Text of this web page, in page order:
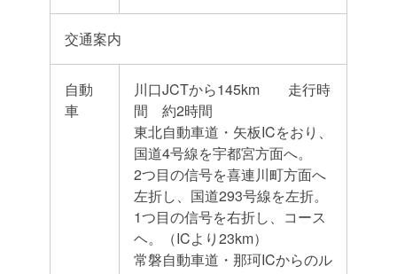
交通案内
自動
車
川口JCTから145km 走行時
間 約2時間
東北自動車道・矢板ICをおり、
国道4号線を宇都宮方面へ。
2つ目の信号を喜連川町方面へ
左折し、国道293号線を左折。
1つ目の信号を右折し、コース
ヘ。（ICより23km）
常磐自動車道・那珂ICからのル